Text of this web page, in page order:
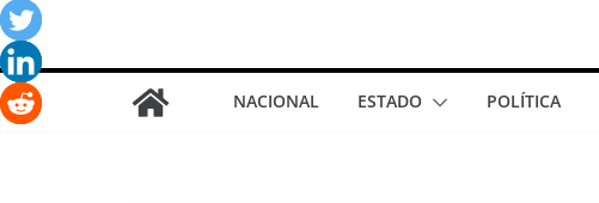
NACIONAL ESTADO POLÍTICA